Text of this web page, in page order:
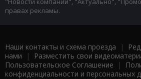
правах рекламы.
Наши контакты и схема проезда |
нами | Разместить свои
Пользовательское Соглашение |
конфиденциальности и персональных